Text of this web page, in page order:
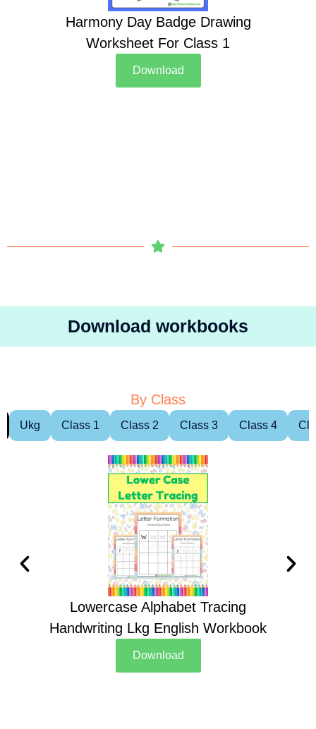
Harmony Day Badge Drawing
Worksheet For Class 1
Download
Download workbooks
By Class
Ukg Class 1 Class 2 Class 3 Class 4
Lowercase Alphabet Tracing
Handwriting Lkg English Workbook
Download